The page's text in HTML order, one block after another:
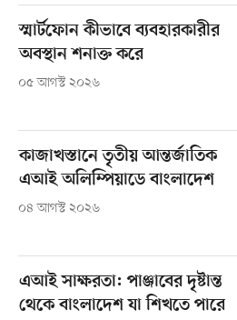
স্মার্টফোন কীভাবে ব্যবহারকারীর
অবস্থান শনাক্ত করে
০৫ আগস্ট ২০২৬
কাজাখস্তানে তৃতীয় আন্তর্জাতিক
এআই অলিম্পিয়াডে বাংলাদেশ
০৪ আগস্ট ২০২৬
এআই সাক্ষরতা: পাঞ্জাবের দৃষ্টান্ত
থেকে বাংলাদেশ যা শিখতে পারে